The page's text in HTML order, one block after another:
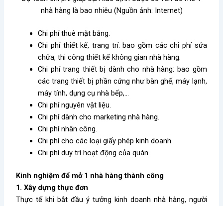
nhà hàng là bao nhiêu (Nguồn ảnh: Internet)
Chi phí thuê mặt bằng.
Chi phí thiết kế, trang trí: bao gồm các chi phí sửa
chữa, thi công thiết kế không gian nhà hàng.
Chi phí trang thiết bị dành cho nhà hàng: bao gồm
các trang thiết bị phần cứng như bàn ghế, máy lạnh,
máy tính, dụng cụ nhà bếp,…
Chi phí nguyên vật liệu.
Chi phí dành cho marketing nhà hàng.
Chi phí nhân công.
Chi phí cho các loại giấy phép kinh doanh.
Chi phí duy trì hoạt động của quán.
Kinh nghiệm để mở 1 nhà hàng thành công
1. Xây dựng thực đơn
Thực tế khi bắt đầu ý tưởng kinh doanh nhà hàng, người